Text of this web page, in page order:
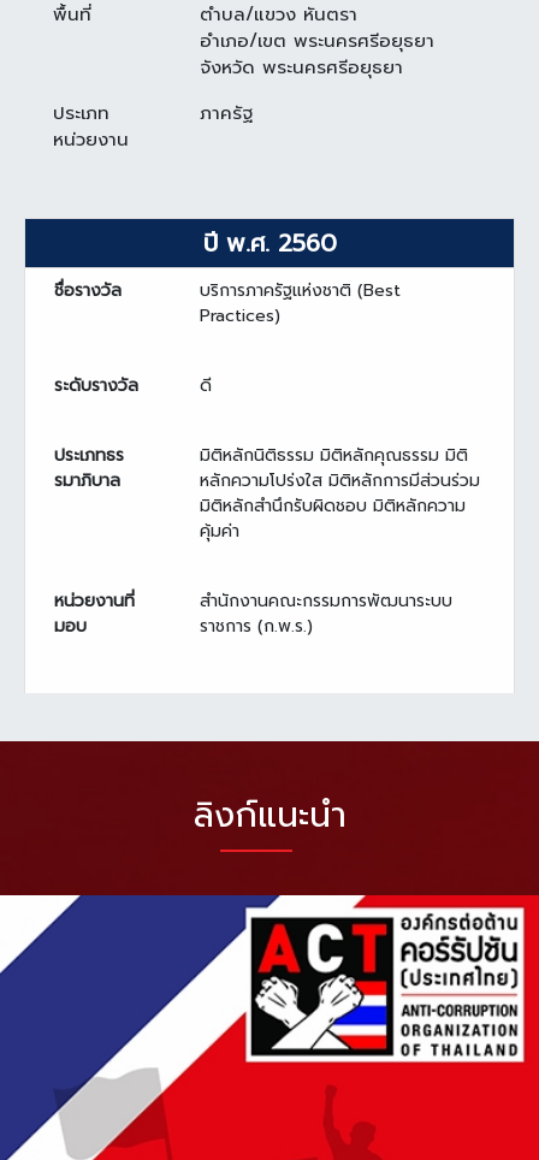
พื้นที่
ตำบล/แขวง หันตรา
อำเภอ/เขต พระนครศรีอยุธยา
จังหวัด พระนครศรีอยุธยา
ประเภท
หน่วยงาน
ภาครัฐ
ปี พ.ศ. 2560
ชื่อรางวัล
บริการภาครัฐแห่งชาติ (Best
Practices)
ระดับรางวัล ดี
ประเภทธร
รมาภิบาล
มิติหลักนิติธรรม มิติหลักคุณธรรม มิติ
หลักความโปร่งใส มิติหลักการมีส่วนร่วม
มิติหลักสำนึกรับผิดชอบ มิติหลักความ
คุ้มค่า
หน่วยงานที่
มอบ
สำนักงานคณะกรรมการพัฒนาระบบ
ราชการ (ก.พ.ร.)
ลิงก์แนะนำ